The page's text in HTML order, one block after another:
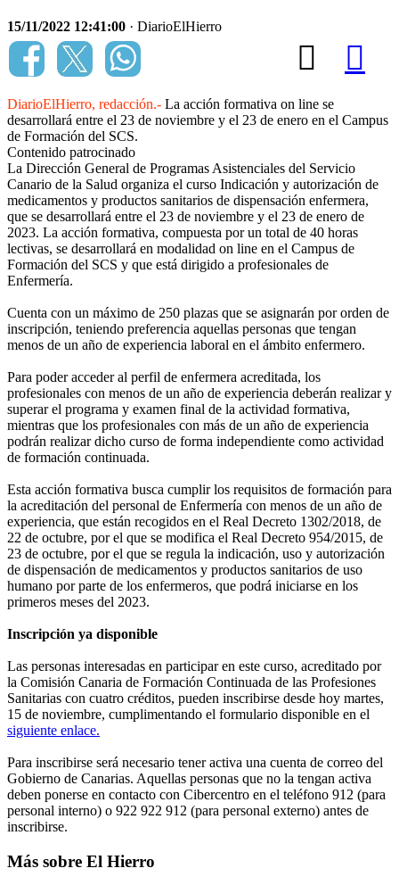
15/11/2022 12:41:00 · DiarioElHierro
DiarioElHierro, redacción.- La acción formativa on line se
desarrollará entre el 23 de noviembre y el 23 de enero en el Campus
de Formación del SCS.
Contenido patrocinado
La Dirección General de Programas Asistenciales del Servicio
Canario de la Salud organiza el curso Indicación y autorización de
medicamentos y productos sanitarios de dispensación enfermera,
que se desarrollará entre el 23 de noviembre y el 23 de enero de
2023. La acción formativa, compuesta por un total de 40 horas
lectivas, se desarrollará en modalidad on line en el Campus de
Formación del SCS y que está dirigido a profesionales de
Enfermería.
Cuenta con un máximo de 250 plazas que se asignarán por orden de
inscripción, teniendo preferencia aquellas personas que tengan
menos de un año de experiencia laboral en el ámbito enfermero.
Para poder acceder al perfil de enfermera acreditada, los
profesionales con menos de un año de experiencia deberán realizar y
superar el programa y examen final de la actividad formativa,
mientras que los profesionales con más de un año de experiencia
podrán realizar dicho curso de forma independiente como actividad
de formación continuada.
Esta acción formativa busca cumplir los requisitos de formación para
la acreditación del personal de Enfermería con menos de un año de
experiencia, que están recogidos en el Real Decreto 1302/2018, de
22 de octubre, por el que se modifica el Real Decreto 954/2015, de
23 de octubre, por el que se regula la indicación, uso y autorización
de dispensación de medicamentos y productos sanitarios de uso
humano por parte de los enfermeros, que podrá iniciarse en los
primeros meses del 2023.
Inscripción ya disponible
Las personas interesadas en participar en este curso, acreditado por
la Comisión Canaria de Formación Continuada de las Profesiones
Sanitarias con cuatro créditos, pueden inscribirse desde hoy martes,
15 de noviembre, cumplimentando el formulario disponible en el
siguiente enlace.
Para inscribirse será necesario tener activa una cuenta de correo del
Gobierno de Canarias. Aquellas personas que no la tengan activa
deben ponerse en contacto con Cibercentro en el teléfono 912 (para
personal interno) o 922 922 912 (para personal externo) antes de
inscribirse.
Más sobre El Hierro